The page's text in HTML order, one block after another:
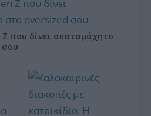
που δίνει ακαταμάχητο